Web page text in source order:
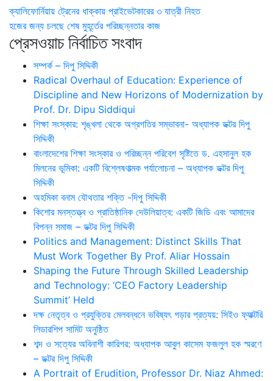
ক্যালিফোর্নিয়ায় ট্রেনের ধাক্কায় প্রাইভেটকারের ৩ যাত্রী নিহত
হজের জন্য চলছে শেষ মুহূর্তের পরিচ্ছন্নতার কাজ
প্রেসওয়াচ নির্বাচিত সংবাদ
সম্পর্ক – দিপু সিদ্দিকী
Radical Overhaul of Education: Experience of
Discipline and New Horizons of Modernization by
Prof. Dr. Dipu Siddiqui
শিক্ষা সংস্কার: শৃঙ্খলা থেকে অগ্রগতির সম্ভাবনা- অধ্যাপক ডক্টর দিপু
সিদ্দিকী
বাংলাদেশের শিক্ষা সংস্কার ও পরিচ্ছন্ন পরিবেশ সৃষ্টিতে ড. এহসানুল হক
মিলনের ভূমিকা: একটি বিশ্লেষণাত্মক পর্যালোচনা – অধ্যাপক ডক্টর দিপু
সিদ্দিকী
অহমিকা বনাম যৌথতার শক্তি -দিপু সিদ্দিকী
কিশোর মনস্তত্ত্ব ও প্রাতিষ্ঠানিক দেউলিয়াত্ব: একটি জিডি এবং আমাদের
বিপন্ন সমাজ – ডক্টর দিপু সিদ্দিকী
Politics and Management: Distinct Skills That
Must Work Together By Prof. Aliar Hossain
Shaping the Future Through Skilled Leadership
and Technology: ‘CEO Factory Leadership
Summit’ Held
দক্ষ নেতৃত্ব ও প্রযুক্তির মেলবন্ধনে ভবিষ্যৎ গড়ার প্রত্যয়: সিইও ফ্যাক্টরি
লিডারশিপ সামিট অনুষ্ঠিত
শব্দ ও সত্যের অবিনাশী কারিগর: অধ্যাপক আবুল কাসেম ফজলুল হক স্মরণে
– ডক্টর দিপু সিদ্দিকী
A Portrait of Erudition, Professor Dr. Niaz Ahmed: